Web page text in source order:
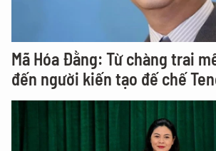
Mã Hóa Đằng: Từ chàng trai
đến người kiến tạo đế chế